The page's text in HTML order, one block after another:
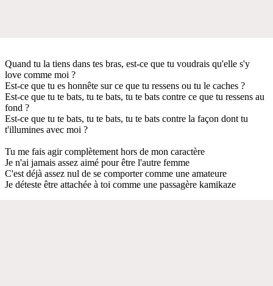
Quand tu la tiens dans tes bras, est-ce que tu voudrais qu'elle s'y
love comme moi ?
Est-ce que tu es honnête sur ce que tu ressens ou tu le caches ?
Est-ce que tu te bats, tu te bats, tu te bats contre ce que tu ressens au
fond ?
Est-ce que tu te bats, tu te bats, tu te bats contre la façon dont tu
t'illumines avec moi ?
Tu me fais agir complètement hors de mon caractère
Je n'ai jamais assez aimé pour être l'autre femme
C'est déjà assez nul de se comporter comme une amateure
Je déteste être attachée à toi comme une passagère kamikaze